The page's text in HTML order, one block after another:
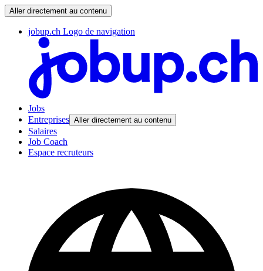
Aller directement au contenu
jobup.ch Logo de navigation
Jobs
Entreprises Aller directement au contenu
Salaires
Job Coach
Espace recruteurs